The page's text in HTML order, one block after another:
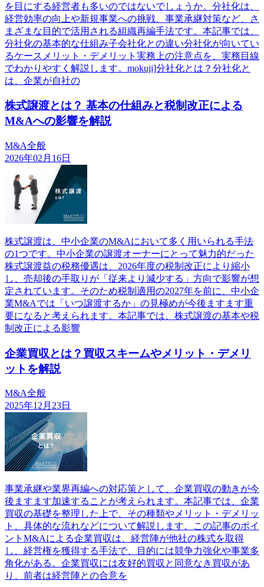
を目にする経営者も多いのではないでしょうか。分社化は、
経営効率の向上や新規事業への挑戦、事業承継対策など、さ
まざまな目的で活用される組織再編手法です。本記事では、
分社化の基本的な仕組み子会社化との違い分社化が向いてい
るケースメリット・デメリット実務上の注意点を、実務目線
でわかりやすく解説します。mokuji]分社化とは？分社化と
は、企業が自社の
株式譲渡とは？ 基本の仕組みと税制改正による
M&Aへの影響を解説
M&A全般
2026年02月16日
株式譲渡は、中小企業のM&Aにおいて多く用いられる手法
の1つです。中小企業の譲渡オーナーにとって魅力的だった
株式譲渡益の税務優遇は、2026年度の税制改正により縮小
し、売却後の手取りが「従来より減少する」方向で影響が想
定されています。そのため税制適用の2027年を前に、中小企
業M&Aでは「いつ譲渡するか」の見極めが今後ますます重
要になると考えられます。本記事では、株式譲渡の基本や税
制改正による影響
企業買収とは？買収スキームやメリット・デメリ
ットを解説
M&A全般
2025年12月23日
事業承継や業界再編への対応策として、企業買収の動きが今
後ますます加速することが考えられます。本記事では、企業
買収の基礎を整理した上で、その種類やメリット・デメリッ
ト、具体的な流れなどについて解説します。この記事のポイ
ントM&Aによる企業買収は、経営陣が他社の株式を取得
し、経営権を獲得する手法で、目的には競争力強化や事業多
角化がある。企業買収には友好的買収と同意なき買収があ
り、前者は経営陣との合意を